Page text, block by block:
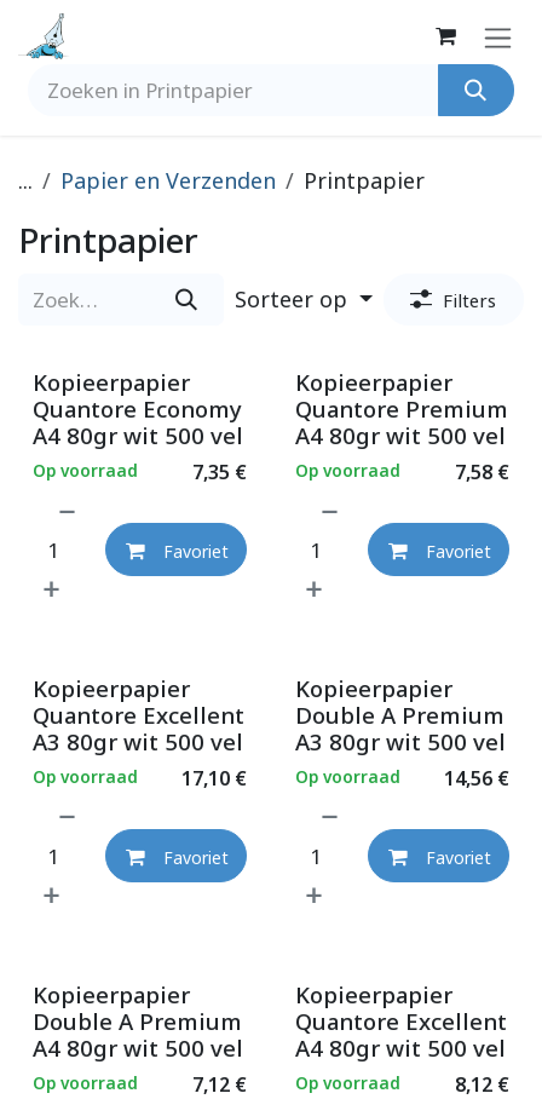
Overslaan naar inhoud
... Papier en Verzenden Printpapier
Printpapier
Sorteer op Filters
Kopieerpapier
Quantore Economy
A4 80gr wit 500 vel
7,35 €
Op voorraad
Favoriet
Kopieerpapier
Quantore Premium
A4 80gr wit 500 vel
7,58€
Op voorraad
Favoriet
Kopieerpapier
Quantore Excellent
A3 80gr wit 500 vel
17,10€
Op voorraad
Favoriet
Kopieerpapier
Double A Premium
A3 80gr wit 500 vel
14,56€
Op voorraad
Favoriet
Kopieerpapier
Double A Premium
A4 80gr wit 500 vel
7,12€
Op voorraad
Kopieerpapier
Quantore Excellent
A4 80gr wit 500 vel
8,12€
Op voorraad